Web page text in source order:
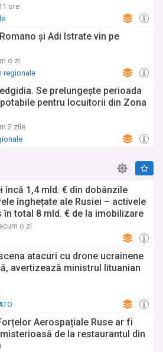
ore
și Adi Istrate vin pe
o zi
regionale
Se prelungește perioada
pentru locuitorii din Zona
2 zile
încă 1,4 mld. € din dobânzile
înghețate ale Rusiei – activele
în total 8 mld. € de la imobilizare
acum o zi
atacuri cu drone ucrainene
avertizează ministrul lituanian
Aerospațiale Ruse ar fi
de la restaurantul din